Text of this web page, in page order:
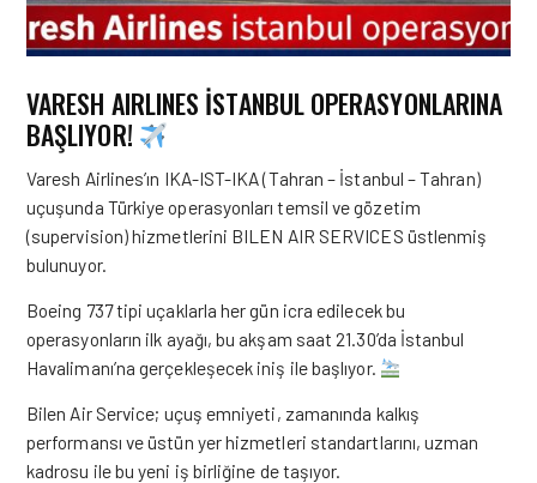
VARESH AIRLINES İSTANBUL OPERASYONLARINA
BAŞLIYOR!
Varesh Airlines’ın IKA-IST-IKA (Tahran – İstanbul – Tahran)
uçuşunda Türkiye operasyonları temsil ve gözetim
(supervision) hizmetlerini BILEN AIR SERVICES üstlenmiş
bulunuyor.
Boeing 737 tipi uçaklarla her gün icra edilecek bu
operasyonların ilk ayağı, bu akşam saat 21.30’da İstanbul
Havalimanı’na gerçekleşecek iniş ile başlıyor.
Bilen Air Service; uçuş emniyeti, zamanında kalkış
performansı ve üstün yer hizmetleri standartlarını, uzman
kadrosu ile bu yeni iş birliğine de taşıyor.